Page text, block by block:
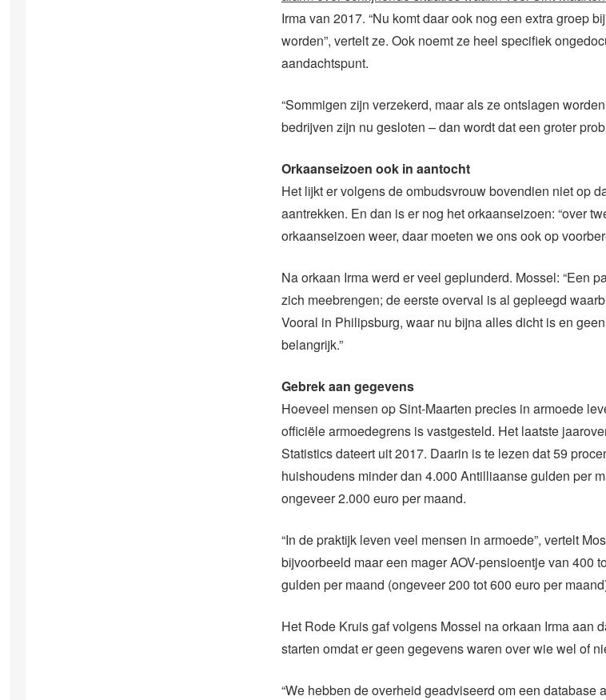
Irma van 2017. “Nu komt daar ook nog een extra groep
worden”, vertelt ze. Ook noemt ze heel specifiek
aandachtspunt.
“Sommigen zijn verzekerd, maar als ze ontslagen
bedrijven zijn nu gesloten – dan wordt dat een groter
Orkaanseizoen ook in aantocht
Het lijkt er volgens de ombudsvrouw bovendien niet op
aantrekken. En dan is er nog het orkaanseizoen: “over
orkaanseizoen weer, daar moeten we ons ook op
Na orkaan Irma werd er veel geplunderd. Mossel: “Een
zich meebrengen; de eerste overval is al gepleegd
Vooral in Philipsburg, waar nu bijna alles dicht is en
belangrijk.”
Gebrek aan gegevens
Hoeveel mensen op Sint-Maarten precies in armoede
officiële armoedegrens is vastgesteld. Het laatste
Statistics dateert uit 2017. Daarin is te lezen dat 59
huishoudens minder dan 4.000 Antilliaanse gulden per
ongeveer 2.000 euro per maand.
“In de praktijk leven veel mensen in armoede”, vertelt
bijvoorbeeld maar een mager AOV-pensioentje van 400
gulden per maand (ongeveer 200 tot 600 euro per
Het Rode Kruis gaf volgens Mossel na orkaan Irma aan
starten omdat er geen gegevens waren over wie wel of
“We hebben de overheid geadviseerd om een database